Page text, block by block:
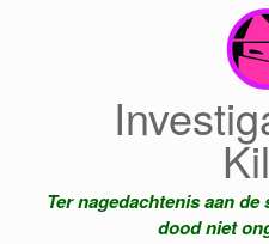
Ter nagedachtenis aan
dood niet